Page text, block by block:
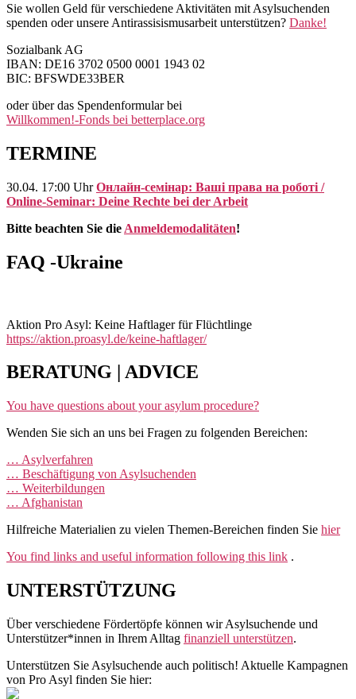
Sie wollen Geld für verschiedene Aktivitäten mit Asylsuchenden
spenden oder unsere Antirassisismusarbeit unterstützen? Danke!
Sozialbank AG
IBAN: DE16 3702 0500 0001 1943 02
BIC: BFSWDE33BER
oder über das Spendenformular bei
Willkommen!-Fonds bei betterplace.org
TERMINE
30.04. 17:00 UhrОнлайн-семінар: Ваші права на роботі /
Online-Seminar: Deine Rechte bei der Arbeit
Bitte beachten Sie die Anmeldemodalitäten!
FAQ -Ukraine
Aktion Pro Asyl: Keine Haftlager für Flüchtlinge
https://aktion.proasyl.de/keine-haftlager/
BERATUNG | ADVICE
You have questions about your asylum procedure?
Wenden Sie sich an uns bei Fragen zu folgenden Bereichen:
… Asylverfahren
… Beschäftigung von Asylsuchenden
… Weiterbildungen
… Afghanistan
Hilfreiche Materialien zu vielen Themen-Bereichen finden Sie hier
You find links and useful information following this link .
UNTERSTÜTZUNG
Über verschiedene Fördertöpfe können wir Asylsuchende und
Unterstützer*innen in Ihrem Alltag finanziell unterstützen.
Unterstützen Sie Asylsuchende auch politisch! Aktuelle Kampagnen
von Pro Asyl finden Sie hier: